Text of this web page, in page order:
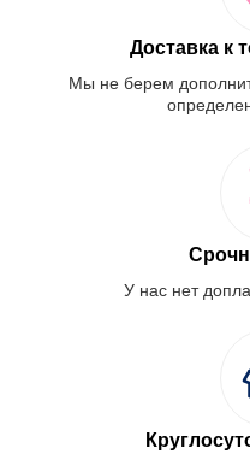
Доставка к
Мы не берем
У нас нет